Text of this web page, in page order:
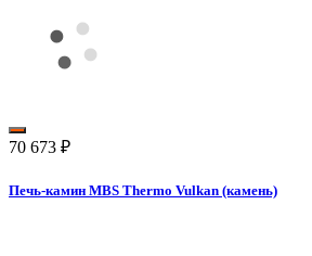
70 673 ₽
Печь-камин MBS Thermo Vulkan (камень)